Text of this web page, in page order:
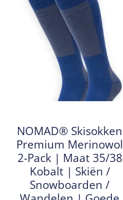
NOMAD® Skisokken
Premium Merinowol
2-Pack | Maat 35/38
Kobalt | Skiën /
Snowboarden /